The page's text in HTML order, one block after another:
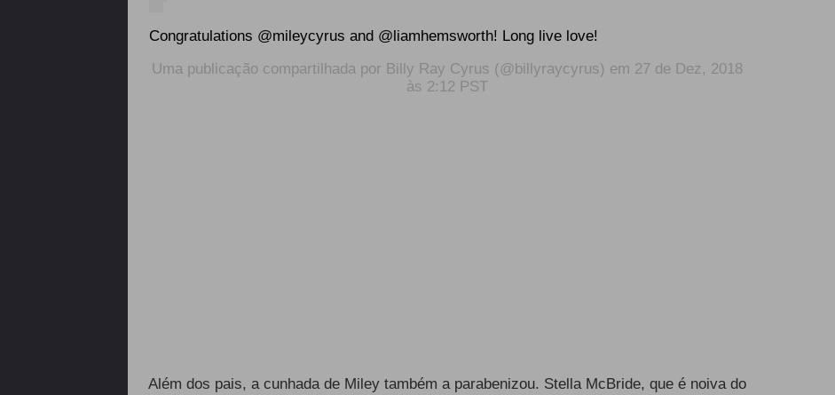
Congratulations @mileycyrus and @liamhemsworth! Long live love!
Uma publicação compartilhada por Billy Ray Cyrus (@billyraycyrus) em 27 de Dez, 2018
às 2:12 PST
Além dos pais, a cunhada de Miley também a parabenizou. Stella McBride, que é noiva do